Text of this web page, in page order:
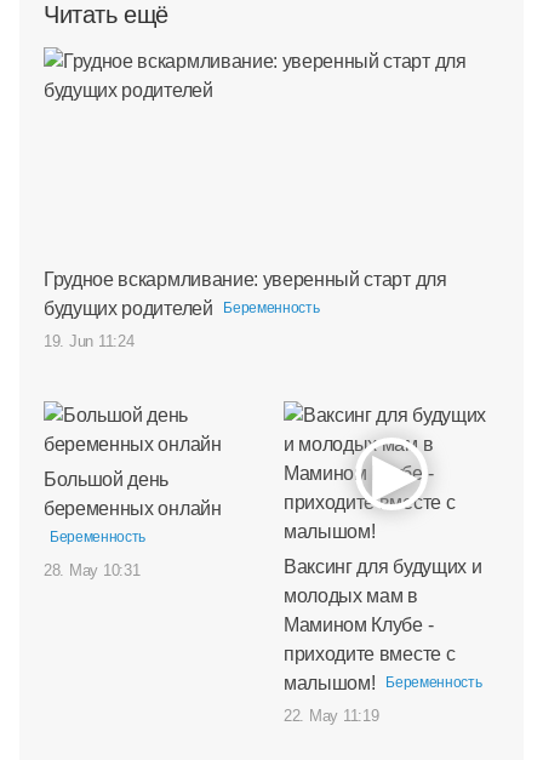
Читать ещё
Грудное вскармливание: уверенный старт для
будущих родителей
Беременность
19. Jun 11:24
Большой день
беременных онлайн
Беременность
28. May 10:31
Ваксинг для будущих и
молодых мам в
Мамином Клубе -
приходите вместе с
малышом!
Беременность
22. May 11:19